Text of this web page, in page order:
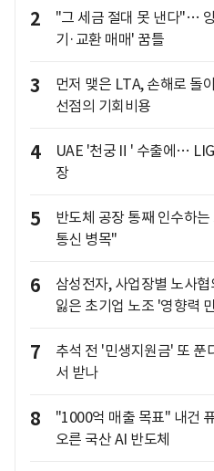
2
"그 세금 절대 못 낸다"…
기·교환 매매' 꿈틀
3
먼저 맺은 LTA, 손해로 돌
선점의 기회비용
4
UAE '천궁Ⅱ' 수출에…
장
5
반도체 공장 통째 인수하
통신 병목"
6
삼성전자, 사업장별 노사
잃은 초기업 노조 '영향력
7
추석 전 '민생지원금' 또
서 받나
8
"1000억 매출 목표" 내건
오른 국산 AI 반도체